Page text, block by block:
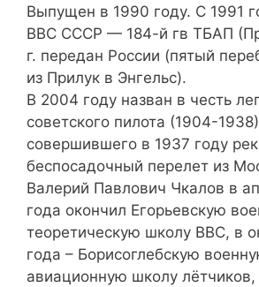
Выпущен в 1990 году. С 1991
ВВС СССР — 184-й гв ТБАП
г. передан России (пятый
из Прилук в Энгельс).
В 2004 году назван в честь
советского пилота (1904-
совершившего в 1937 году
беспосадочный перелет из
Валерий Павлович Чкалов в
года окончил Егорьевскую
теоретическую школу ВВС, в
года – Борисоглебскую
авиационную школу